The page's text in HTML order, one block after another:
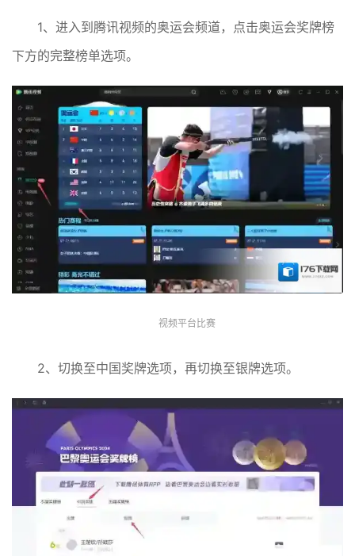
1、进入到腾讯视频的奥运会频道，点击奥运会奖牌榜
下方的完整榜单选项。
视频平台比赛
2、切换至中国奖牌选项，再切换至银牌选项。